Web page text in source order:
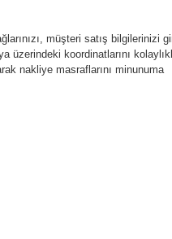
müşteri satış bilgilerinizi
üzerindeki koordinatlarını
nakliye masraflarını minunuma